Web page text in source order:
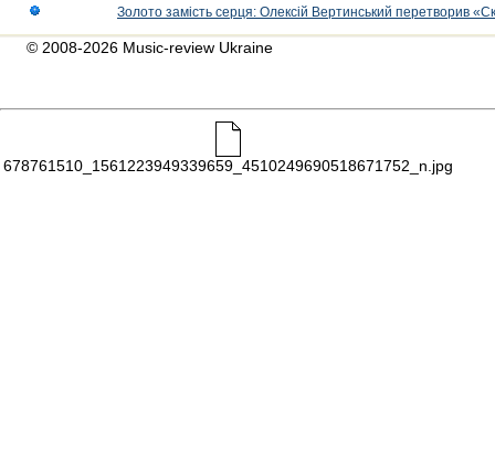
Золото замість серця: Олексій Вертинський перетворив
© 2008-2026 Music-review Ukraine
678761510_1561223949339659_4510249690518671752_n.jpg